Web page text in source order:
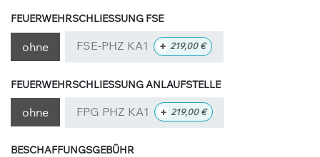
FEUERWEHRSCHLIESSUNG FSE
ohne FSE-PHZ KA1 + 219,00€
FEUERWEHRSCHLIESSUNG ANLAUFSTELLE
ohne FPG PHZ KA1 + 219,00€
BESCHAFFUNGSGEBÜHR